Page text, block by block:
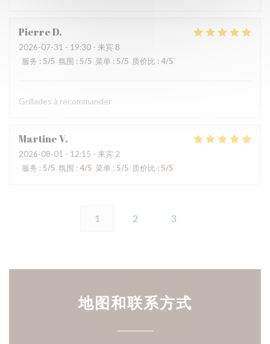
PierreD
2026-07-31 - 19:30 - 来宾 8
服务 : 5/5 氛围 : 5/5 菜单 : 5/5 质价比 :4/5
Grillades à recommander
MartineV
2026-08-01 - 12:15 - 来宾 2
服务 : 5/5 氛围 : 4/5 菜单 : 5/5 质价比 : 5/5
1 2 3
地图和联系方式